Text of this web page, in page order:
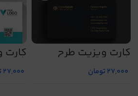
کارت ویزیت طرح
شماره 33
27,000تومان
کارت
شماره
27,000